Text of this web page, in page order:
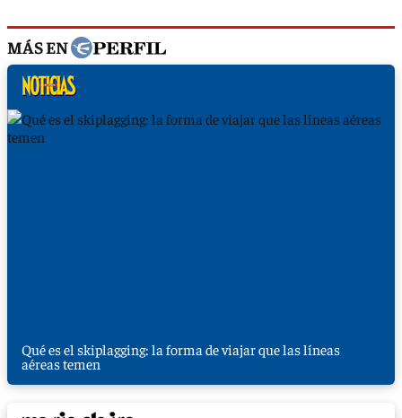
MÁS EN
Qué es el skiplagging: la forma de viajar que las líneas
aéreas temen